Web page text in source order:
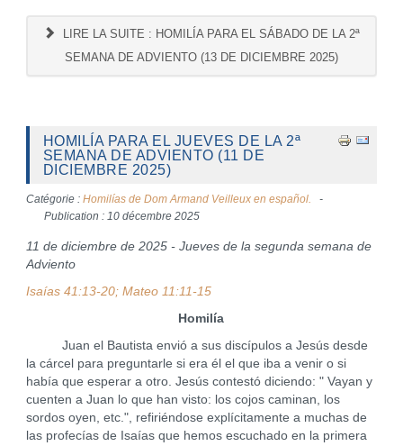
LIRE LA SUITE : HOMILÍA PARA EL SÁBADO DE LA 2ª
SEMANA DE ADVIENTO (13 DE DICIEMBRE 2025)
HOMILÍA PARA EL JUEVES DE LA 2ª
SEMANA DE ADVIENTO (11 DE
DICIEMBRE 2025)
Catégorie : Homilías de Dom Armand Veilleux en español.
Publication : 10 décembre 2025
11 de diciembre de 2025 - Jueves de la segunda semana de
Adviento
Isaías 41:13-20; Mateo 11:11-15
Homilía
Juan el Bautista envió a sus discípulos a Jesús desde
la cárcel para preguntarle si era él el que iba a venir o si
había que esperar a otro. Jesús contestó diciendo: " Vayan y
cuenten a Juan lo que han visto: los cojos caminan, los
sordos oyen, etc.", refiriéndose explícitamente a muchas de
las profecías de Isaías que hemos escuchado en la primera